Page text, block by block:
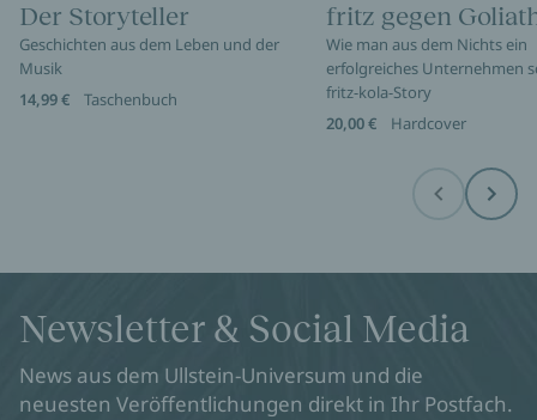
Der Storyteller
Geschichten aus dem Leben und der
Musik
14,99 €
Taschenbuch
fritz gegen
Wie man aus dem Nichts ein
erfolgreiches Unternehmen
fritz-kola-Story
20,00 €
Hardcover
Before Next
Newsletter & Social Media
News aus dem Ullstein-Universum und die
neuesten Veröffentlichungen direkt in Ihr Postfach.